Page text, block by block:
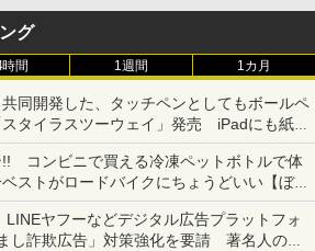
グ
間 1週間 1カ月
同開発した、タッチペンとしてもボールペ
スタイラスツーウェイ」発売 iPadにも紙に
込める
!! コンビニで買える冷凍ペットボトルで体
ストがロードバイクにちょうどいい【ぼっ
14】【空いた時間でなにしてる？】
ヤフーなどデジタル広告プラットフォ
し詐欺広告」対策強化を要請 著名人の写